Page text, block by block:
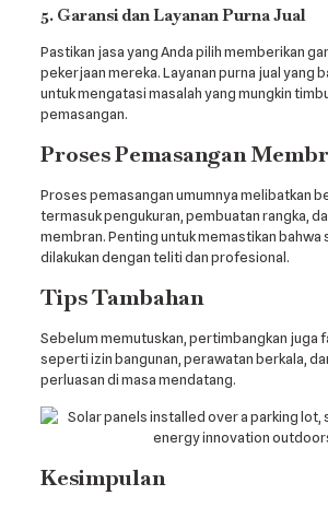
5. Garansi dan Layanan Purna Jual
Pastikan jasa yang Anda pilih memberikan
pekerjaan mereka. Layanan purna jual yang
untuk mengatasi masalah yang mungkin
pemasangan.
Proses Pemasangan
Proses pemasangan umumnya melibatkan
termasuk pengukuran, pembuatan rangka,
membran. Penting untuk memastikan bahwa
dilakukan dengan teliti dan profesional.
Tips Tambahan
Sebelum memutuskan, pertimbangkan juga
seperti izin bangunan, perawatan berkala,
perluasan di masa mendatang.
Kesimpulan